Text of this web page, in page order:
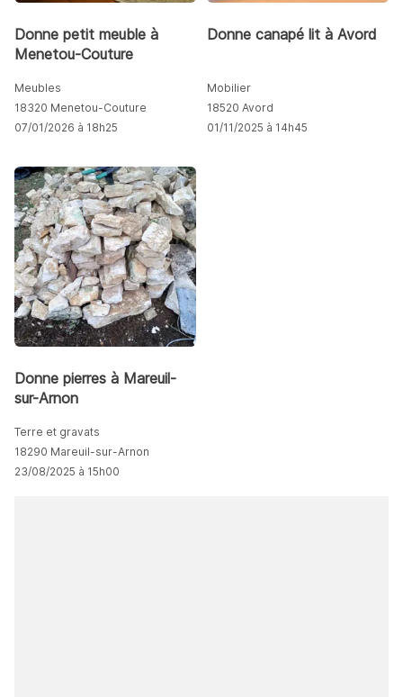
Donne petit meuble à
Menetou-Couture
Meubles
18320 Menetou-Couture
07/01/2026 à 18h25
Donne canapé lit à Avord
Mobilier
18520 Avord
01/11/2025 à 14h45
Donne pierres à Mareuil-
sur-Arnon
Terre et gravats
18290 Mareuil-sur-Arnon
23/08/2025 à 15h00